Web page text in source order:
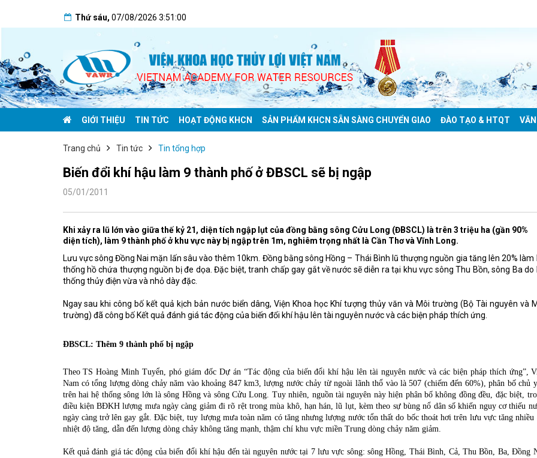
Thứ sáu, 07/08/2026 3:51:00
GIỚI THIỆU TIN TỨC HOẠT ĐỘNG KHCN SẢN PHẨM KHCN SẴN SÀNG CHUYỂN GIAO ĐÀO TẠO & HTQT
Trang chủ Tin tức Tin tổng hợp
Biến đổi khí hậu làm 9 thành phố ở ĐBSCL sẽ bị ngập
05/01/2011
Khi xảy ra lũ lớn vào giữa thế kỷ 21, diện tích ngập lụt của đồng bằng sông Cửu Long (ĐBSCL) là trên 3 triệu ha (gần 90%
diện tích), làm 9 thành phố ở khu vực này bị ngập trên 1m, nghiêm trọng nhất là Cần Thơ và Vĩnh Long.
Lưu vực sông Đồng Nai mặn lấn sâu vào thêm 10km. Đồng bằng sông Hồng – Thái Bình lũ thượng nguồn gia tăng lên 20% làm
thống hồ chứa thượng nguồn bị đe dọa. Đặc biệt, tranh chấp gay gắt về nước sẽ diễn ra tại khu vực sông Thu Bồn, sông Ba do
thống thủy điện vừa và nhỏ dày đặc.
Ngay sau khi công bố kết quả kịch bản nước biển dâng, Viện Khoa học Khí tượng thủy văn và Môi trường (Bộ Tài nguyên và
trường) đã công bố Kết quả đánh giá tác động của biến đổi khí hậu lên tài nguyên nước và các biện pháp thích ứng.
ĐBSCL: Thêm 9 thành phố bị ngập
Theo TS Hoàng Minh Tuyển, phó giám đốc Dự án “Tác động của biến đổi khí hậu lên tài nguyên nước và các biện pháp thích ứng”,
Nam có tổng lượng dòng chảy năm vào khoảng 847 km3, lượng nước chảy từ ngoài lãnh thổ vào là 507 (chiếm đến 60%), phân bố chủ
trên hai hệ thống sông lớn là sông Hồng và sông Cửu Long. Tuy nhiên, nguồn tài nguyên này hiện phân bố không đồng đều, đặc biệt,
điều kiện BĐKH lượng mưa ngày càng giảm đi rõ rệt trong mùa khô, hạn hán, lũ lụt, kèm theo sự bùng nổ dân số khiến nguy cơ thiếu
ngày càng trở lên gay gắt. Đặc biệt, tuy lượng mưa toàn năm có tăng nhưng lượng nước tổn thất do bốc thoát hơi trên lưu vực tăng nhiều
nhiệt độ tăng, dẫn đến lượng dòng chảy không tăng mạnh, thậm chí khu vực miền Trung dòng chảy năm giảm.
Kết quả đánh giá tác động của biến đổi khí hậu đến tài nguyên nước tại 7 lưu vực sông: sông Hồng, Thái Bình, Cả, Thu Bồn, Ba, Đồng